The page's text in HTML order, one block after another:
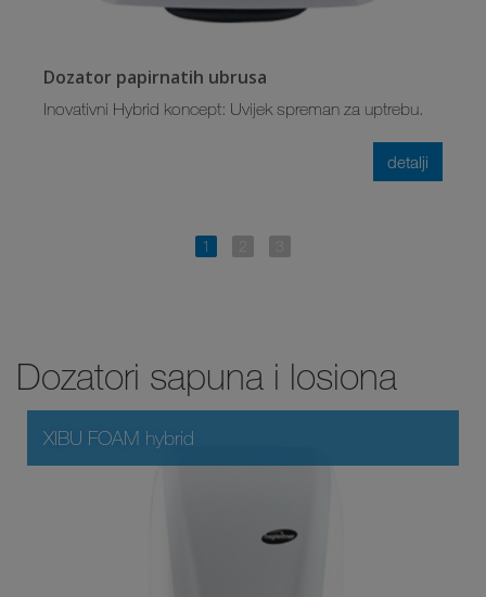
detalji
Dozator papirnatih ubrusa
Inovativni Hybrid koncept: Uvijek spreman za uptrebu.
Dozatori sapuna i losiona
XIBU FOAM hybrid